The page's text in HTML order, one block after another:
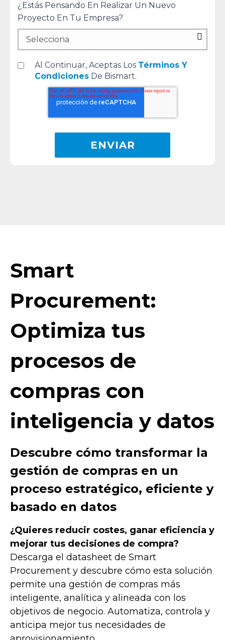
¿Estás Pensando En Realizar Un Nuevo
Proyecto En Tu Empresa?
Al Continuar, Aceptas Los Términos Y
Condiciones De Bismart.
Smart
Procurement:
Optimiza tus
procesos de
compras con
inteligencia y datos
Descubre cómo transformar la
gestión de compras en un
proceso estratégico, eficiente y
basado en datos
¿Quieres reducir costes, ganar eficiencia y
mejorar tus decisiones de compra?
Descarga el datasheet de Smart
Procurement y descubre cómo esta solución
permite una gestión de compras más
inteligente, analítica y alineada con los
objetivos de negocio. Automatiza, controla y
anticipa mejor tus necesidades de